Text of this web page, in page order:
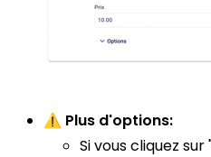
⚠️ Plus d'options:
Si vous cliquez